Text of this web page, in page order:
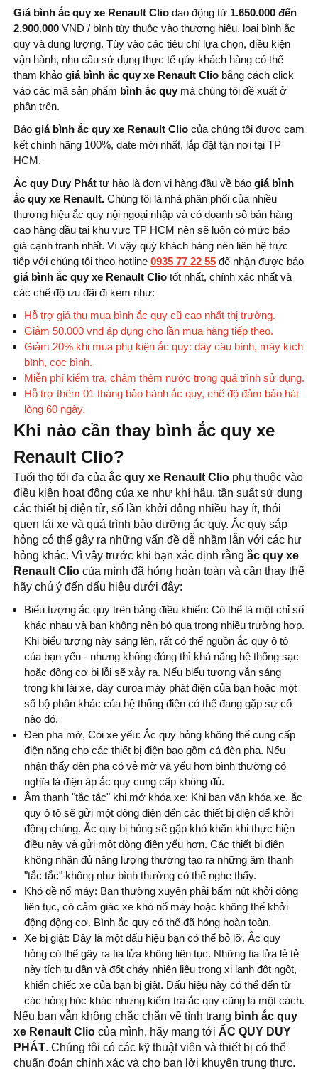
Giá bình ắc quy xe Renault Clio dao động từ 1.650.000 đến
2.900.000 VNĐ / bình tùy thuộc vào thương hiệu, loại bình ắc
quy và dung lượng. Tùy vào các tiêu chí lựa chọn, điều kiện
vận hành, nhu cầu sử dụng thực tế qúy khách hàng có thể
tham khảo giá bình ắc quy xe Renault Clio bằng cách click
vào các mã sản phẩm bình ắc quy mà chúng tôi đề xuất ở
phần trên.
Báo giá bình ắc quy xe Renault Clio của chúng tôi được cam
kết chính hãng 100%, date mới nhất, lắp đặt tận nơi tại TP
HCM.
Ắc quy Duy Phát tự hào là đơn vị hàng đầu về báo giá bình
ắc quy xe Renault. Chúng tôi là nhà phân phối của nhiều
thương hiệu ắc quy nội ngoại nhập và có doanh số bán hàng
cao hàng đầu tại khu vực TP HCM nên sẽ luôn có mức báo
giá cạnh tranh nhất. Vì vậy quý khách hàng nên liên hệ trực
tiếp với chúng tôi theo hotline 0935 77 22 55 để nhận được báo
giá bình ắc quy xe Renault Clio tốt nhất, chính xác nhất và
các chế độ ưu đãi đi kèm như:
Hỗ trợ giá thu mua bình ắc quy cũ cao nhất thị trường.
Giảm 50.000 vnđ áp dụng cho lần mua hàng tiếp theo.
Giảm 20% khi mua phụ kiện ắc quy: dây câu bình, máy kích
bình, cọc bình.
Miễn phí kiểm tra, châm thêm nước trong quá trình sử dụng.
Hỗ trợ thêm 01 tháng bảo hành ắc quy, chế độ đảm bảo hài
lòng 60 ngày.
Khi nào cần thay bình ắc quy xe
Renault Clio?
Tuổi thọ tối đa của ắc quy xe Renault Clio phụ thuộc vào
điều kiện hoạt động của xe như khí hâu, tần suất sử dụng
các thiết bị điện tử, số lần khởi động nhiều hay ít, thói
quen lái xe và quá trình bảo dưỡng ắc quy. Ắc quy sắp
hỏng có thể gây ra những vấn đề dễ nhầm lẫn với các hư
hỏng khác. Vì vậy trước khi bạn xác định rằng ắc quy xe
Renault Clio của mình đã hỏng hoàn toàn và cần thay thế
hãy chú ý đến dấu hiệu dưới đây:
Biểu tượng ắc quy trên bảng điều khiển: Có thể là một chỉ số
khác nhau và bạn không nên bỏ qua trong nhiều trường hợp.
Khi biểu tượng này sáng lên, rất có thể nguồn ắc quy ô tô
của bạn yếu - nhưng không đóng thì khả năng hệ thống sạc
hoặc động cơ bị lỗi sẽ xảy ra. Nếu biểu tượng vẫn sáng
trong khi lái xe, dây curoa máy phát điện của bạn hoặc một
số bộ phận khác của hệ thống điện có thể đang gặp sự cố
nào đó.
Đèn pha mờ, Còi xe yếu: Ắc quy hỏng không thể cung cấp
điện năng cho các thiết bị điện bao gồm cả đèn pha. Nếu
nhận thấy đèn pha có vẻ mờ và yếu hơn bình thường có
nghĩa là điện áp ắc quy cung cấp không đủ.
Âm thanh "tắc tắc" khi mở khóa xe: Khi bạn vặn khóa xe, ắc
quy ô tô sẽ gửi một dòng điện đến các thiết bị điện để khởi
động chúng. Ắc quy bị hỏng sẽ gặp khó khăn khi thực hiện
điều này và gửi một dòng điện yếu hơn. Các thiết bị điện
không nhận đủ năng lượng thường tạo ra những âm thanh
"tắc tắc" không như bình thường có thể nghe thấy.
Khó đề nổ máy: Bạn thường xuyên phải bấm nút khởi động
liên tục, có cảm giác xe khó nổ máy hoặc không thể khởi
động động cơ. Bình ắc quy có thể đã hỏng hoàn toàn.
Xe bị giật: Đây là một dấu hiệu bạn có thể bỏ lỡ. Ắc quy
hỏng có thể gây ra tia lửa không liên tục. Những tia lửa lẻ tẻ
này tích tụ dần và đốt cháy nhiên liệu trong xi lanh đột ngột,
khiến chiếc xe của bạn bị giật. Dấu hiệu này có thể đến từ
các hỏng hóc khác nhưng kiểm tra ắc quy cũng là một cách.
Nếu bạn vẫn không chắc chắn về tình trạng bình ắc quy
xe Renault Clio của mình, hãy mang tới ẤC QUY DUY
PHÁT. Chúng tôi có các kỹ thuật viên và thiết bị có thể
chuẩn đoán chính xác và cho bạn lời khuyên trung thực.